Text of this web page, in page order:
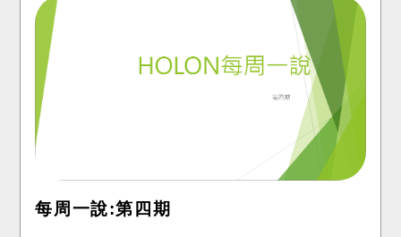
每周一說:第四期